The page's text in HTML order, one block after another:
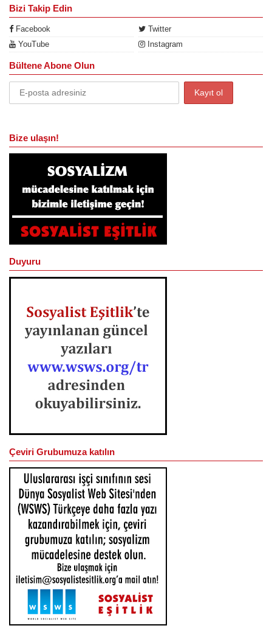
Bizi Takip Edin
Facebook
Twitter
YouTube
Instagram
Bültene Abone Olun
Bize ulaşın!
Duyuru
Çeviri Grubumuza katılın